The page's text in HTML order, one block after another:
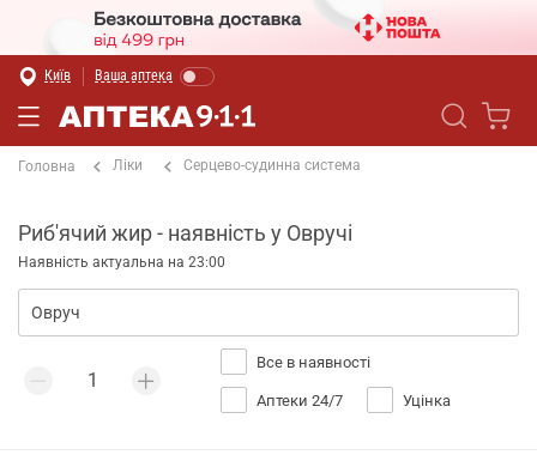
Київ Ваша аптека
Головна Ліки Серцево-судинна система
Риб'ячий жир - наявність у Овручі
Наявність актуальна на 23:00
Все в наявності
Аптеки 24/7 Уцінка